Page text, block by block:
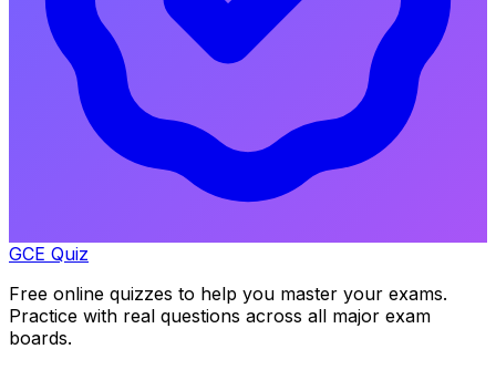
GCE Quiz
Free online quizzes to help you master your exams.
Practice with real questions across all major exam
boards.